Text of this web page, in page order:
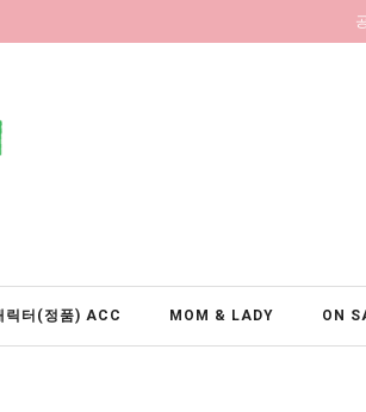
릭터(정품) ACC MOM & LADY ON